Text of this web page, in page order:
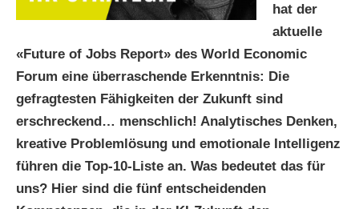
hat der
aktuelle
«Future of Jobs Report» des World Economic
Forum eine überraschende Erkenntnis: Die
gefragtesten Fähigkeiten der Zukunft sind
erschreckend… menschlich! Analytisches Denken,
kreative Problemlösung und emotionale Intelligenz
führen die Top-10-Liste an. Was bedeutet das für
uns? Hier sind die fünf entscheidenden